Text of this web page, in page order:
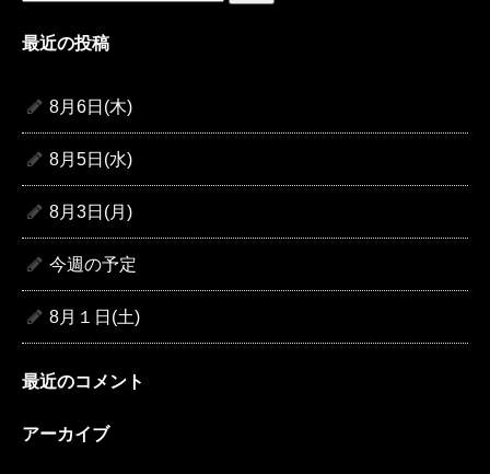
最近の投稿
8月6日(木)
8月5日(水)
8月3日(月)
今週の予定
8月１日(土)
最近のコメント
アーカイブ